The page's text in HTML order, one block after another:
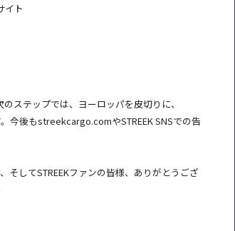
イト
ステップでは、ヨーロッパを皮切りに、
今後もstreekcargo.comやSTREEK SNSでの告
そしてSTREEKファンの皆様、ありがとうござ